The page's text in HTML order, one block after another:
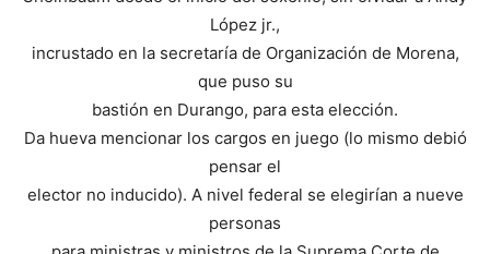
López jr.,
incrustado en la secretaría de Organización de Morena,
que puso su
bastión en Durango, para esta elección.
Da hueva mencionar los cargos en juego (lo mismo debió
pensar el
elector no inducido). A nivel federal se elegirían a nueve
personas